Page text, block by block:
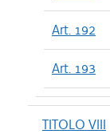
Art. 192
Art. 193
TITOLO VIII